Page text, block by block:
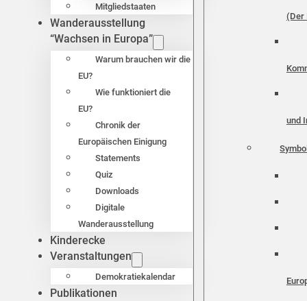
Mitgliedstaaten
Wanderausstellung
“Wachsen in Europa”
Warum brauchen wir die
EU?
Wie funktioniert die
EU?
Chronik der
Europäischen Einigung
Statements
Quiz
Downloads
Digitale
Wanderausstellung
Kinderecke
Veranstaltungen
Demokratiekalendar
Publikationen
(Der
und